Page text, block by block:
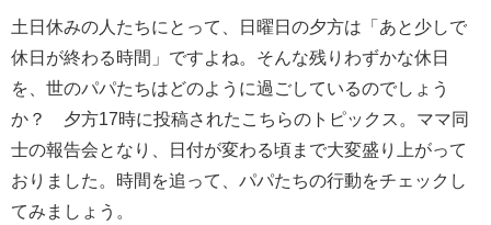
土日休みの人たちにとって、日曜日の夕方は「あと少しで
休日が終わる時間」ですよね。そんな残りわずかな休日
を、世のパパたちはどのように過ごしているのでしょう
か？ 夕方17時に投稿されたこちらのトピックス。ママ同
士の報告会となり、日付が変わる頃まで大変盛り上がって
おりました。時間を追って、パパたちの行動をチェックし
てみましょう。